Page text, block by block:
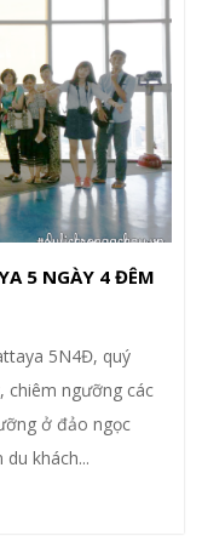
5 NGÀY 4 ĐÊM
5N4Đ, quý
chiêm ngưỡng các
ở đảo ngọc
khách...